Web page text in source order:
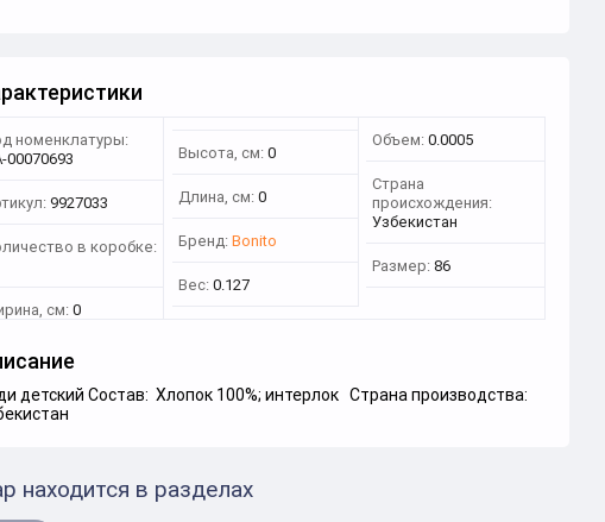
номенклатуры:
00070693
9927033
в коробке:
см: 0
Высота, см: 0
Длина, см: 0
Бренд: Bonito
Вес: 0.127
Объем: 0.0005
Страна
происхождения:
Узбекистан
Размер: 86
детский Состав: Хлопок 100%; интерлок Страна производства:
находится в разделах